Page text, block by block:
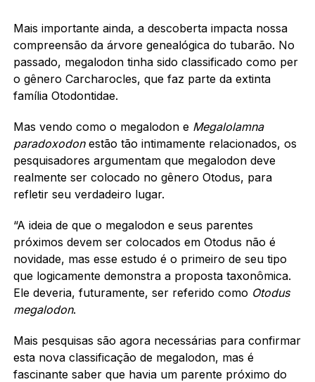
Mais importante ainda, a descoberta impacta nossa
compreensão da árvore genealógica do tubarão. No
passado, megalodon tinha sido classificado como per
o gênero Carcharocles, que faz parte da extinta
família Otodontidae.
Mas vendo como o megalodon e Megalolamna
paradoxodonestão tão intimamente relacionados, os
pesquisadores argumentam que megalodon deve
realmente ser colocado no gênero Otodus, para
refletir seu verdadeiro lugar.
“A ideia de que o megalodon e seus parentes
próximos devem ser colocados em Otodus não é
novidade, mas esse estudo é o primeiro de seu tipo
que logicamente demonstra a proposta taxonômica.
Ele deveria, futuramente, ser referido como Otodus
megalodon.
Mais pesquisas são agora necessárias para confirmar
esta nova classificação de megalodon, mas é
fascinante saber que havia um parente próximo do